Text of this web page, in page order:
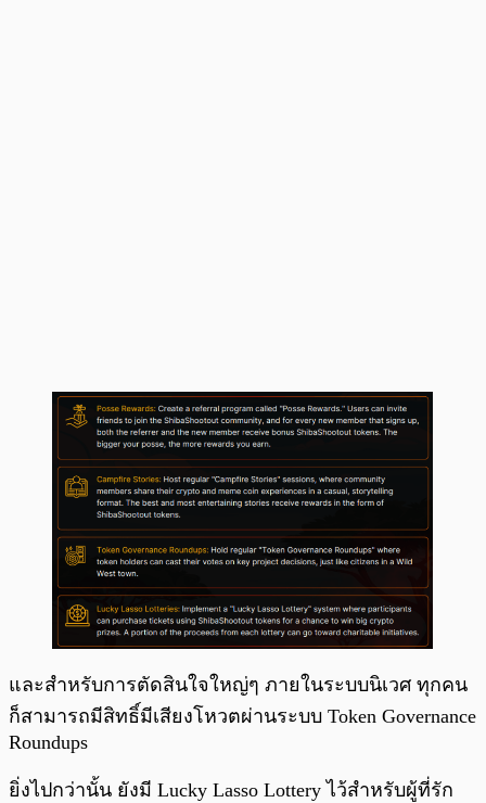
และสำหรับการตัดสินใจใหญ่ๆ ภายในระบบนิเวศ ทุกคน
ก็สามารถมีสิทธิ์มีเสียงโหวตผ่านระบบ Token Governance
Roundups
ยิ่งไปกว่านั้น ยังมี Lucky Lasso Lottery ไว้สำหรับผู้ที่รัก